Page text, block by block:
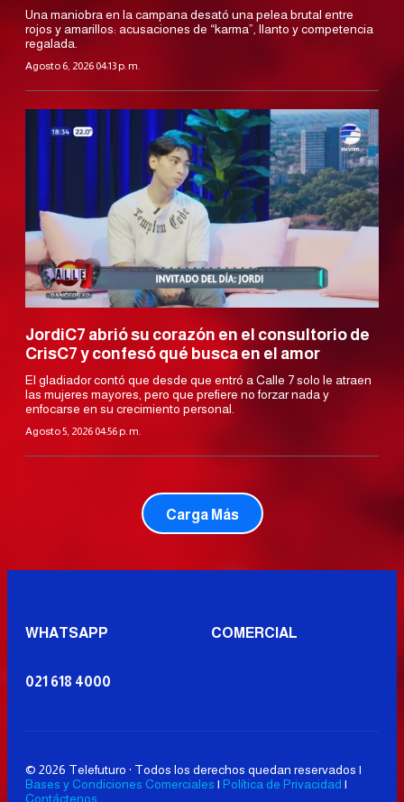
Una maniobra en la campana desató una pelea brutal entre
rojos y amarillos: acusaciones de “karma”, llanto y competencia
regalada.
Agosto 6, 2026 04:13 p. m.
JordiC7 abrió su corazón en el consultorio de
CrisC7 y confesó qué busca en el amor
El gladiador contó que desde que entró a Calle 7 solo le atraen
las mujeres mayores, pero que prefiere no forzar nada y
enfocarse en su crecimiento personal.
Agosto 5, 2026 04:56 p. m.
Carga Más
WHATSAPP COMERCIAL
021 618 4000
© 2026 Telefuturo · Todos los derechos quedan reservados |
Bases y Condiciones Comerciales | Política de Privacidad |
Contáctenos